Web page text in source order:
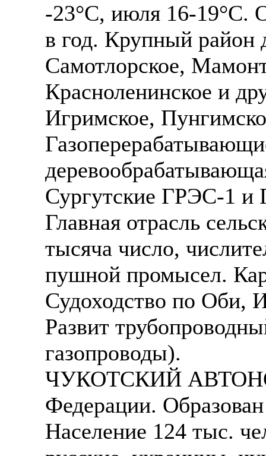
-23°С, июля 16-19°С.
в год. Крупный район
Самотлорское,
Красноленинское и
Игримское,
Сургутские ГРЭС-1
Главная отрасль
тысяча число,
пушной промысел.
Судоходство по Оби,
Развит
газопроводы).
ЧУКОТСКИЙ
Федерации.
Население 124 тыс.